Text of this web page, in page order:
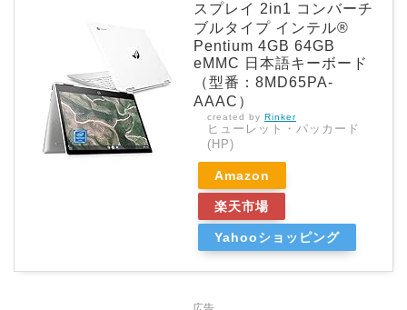
スプレイ 2in1 コンバーチ
ブルタイプ インテル®
Pentium 4GB 64GB
eMMC 日本語キーボード
（型番：8MD65PA-
AAAC）
created by Rinker
ヒューレット・パッカード
(HP)
Amazon
楽天市場
Yahooショッピング